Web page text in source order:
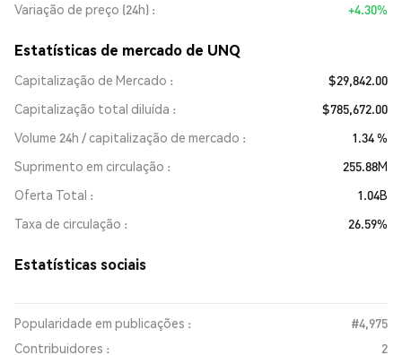
Variação de preço (24h)
+4.30%
Estatísticas de mercado de UNQ
Capitalização de Mercado
$29,842.00
Capitalização total diluída
$785,672.00
Volume 24h / capitalização de mercado
1.34 %
Suprimento em circulação
255.88M
Oferta Total
1.04B
Taxa de circulação
26.59%
Estatísticas sociais
Popularidade em publicações :
#4,975
Contribuidores :
2